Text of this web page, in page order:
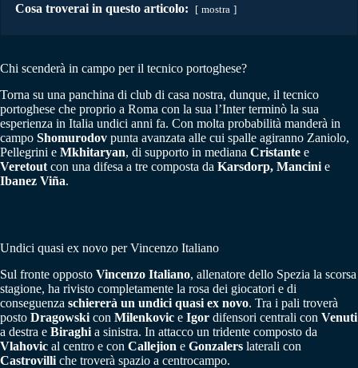
Cosa troverai in questo articolo: mostra
Chi scenderà in campo per il tecnico portoghese?
Torna su una panchina di club di casa nostra, dunque, il tecnico
portoghese che proprio a Roma con la sua l’Inter terminò la sua
esperienza in Italia undici anni fa. Con molta probabilità manderà in
campo Shomurodov punta avanzata alle cui spalle agiranno Zaniolo,
Pellegrini e Mkhitaryan, di supporto in mediana Cristante e
Veretout con una difesa a tre composta da Karsdorp, Mancini e
Ibanez Viña.
Undici quasi ex novo per Vincenzo Italiano
Sul fronte opposto Vincenzo Italiano, allenatore dello Spezia la scorsa
stagione, ha rivisto completamente la rosa dei giocatori e di
conseguenza schiererà un undici quasi ex novo. Tra i pali troverà
posto Dragowski con Milenkovic e Igor difensori centrali con Venuti
a destra e Biraghi a sinistra. In attacco un tridente composto da
Vlahovic al centro e con Callejion e Gonzalers laterali con
Castrovilli che troverà spazio a centrocampo.